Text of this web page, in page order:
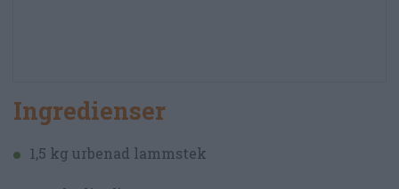
Ingredienser
1,5 kg urbenad lammstek